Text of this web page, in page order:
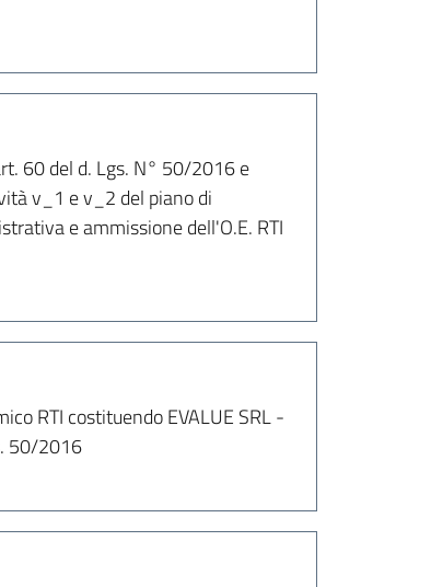
60 del d. Lgs. N° 50/2016 e
v_1 e v_2 del piano di
e ammissione dell'O.E. RTI
RTI costituendo EVALUE SRL -
50/2016